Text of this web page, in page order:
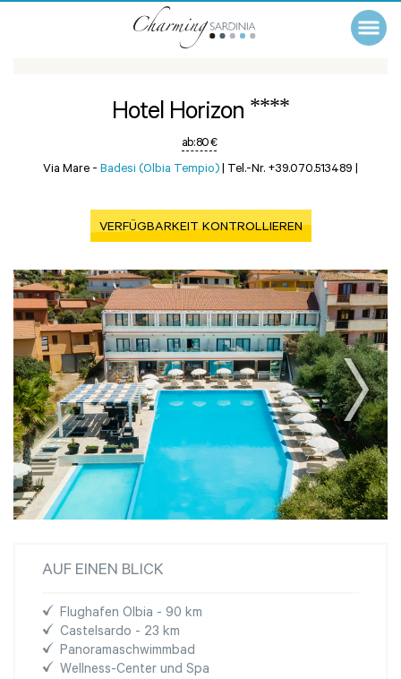
Hotel Horizon ****
ab:80 €
Via Mare - Badesi (Olbia Tempio) | Tel.-Nr. +39.070.513489 |
VERFÜGBARKEIT KONTROLLIEREN
AUF EINEN BLICK
Flughafen Olbia - 90 km
Castelsardo - 23 km
Panoramaschwimmbad
Wellness-Center und Spa